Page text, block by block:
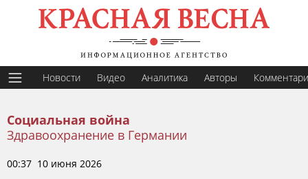
Новости Видео Аналитика Авторы
Социальная война
Здравоохранение в Германии
00:37 10 июня 2026